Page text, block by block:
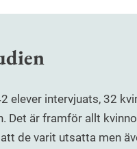
elever intervjuats, 32
Det är framför allt
de varit utsatta men